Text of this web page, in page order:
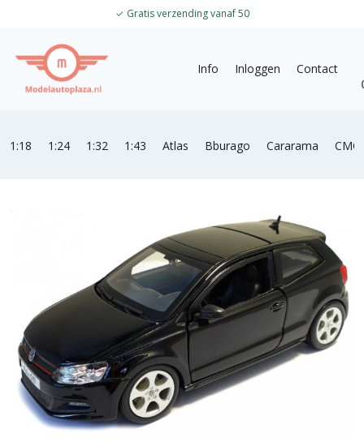
✓ Gratis verzending vanaf 50
Info Inloggen
Contact
1:18 1:24 1:32 1:43 Atlas Bburago Cararama CMC